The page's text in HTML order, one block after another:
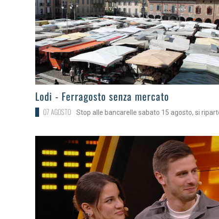
>Lodi - Ferragosto senza mercato
07 AGOSTO Stop alle bancarelle sabato 15 agosto, si